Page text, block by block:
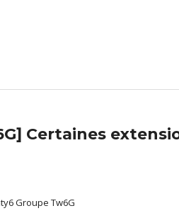
Certaines
Groupe Tw6G